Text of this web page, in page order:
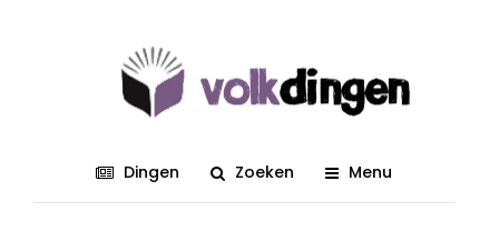
Dingen Zoeken Menu